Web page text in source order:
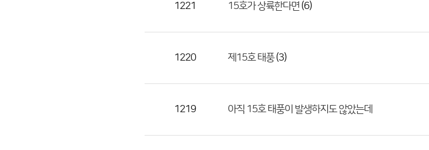
1221 15호가 상륙한다면 (6)
1220 제15호 태풍(3)
1219 아직 15호 태풍이 발생하지도 않았는데